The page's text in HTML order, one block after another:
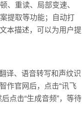
、重读、局部变速、
提取等功能；自动打
本描述，可以为用户提
译、语音转写和声纹识
作官网后，点击“讯飞
点击“生成音频”，等待